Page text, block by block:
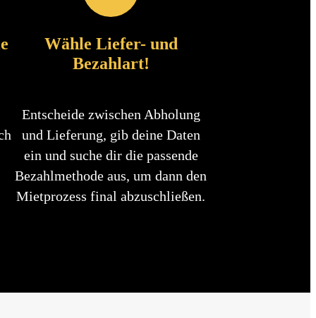
Wähle Liefer- und
Bezahlart!
Entscheide zwischen Abholung
und Lieferung, gib deine Daten
ein und suche dir die passende
Bezahlmethode aus, um dann den
Mietprozess final abzuschließen.